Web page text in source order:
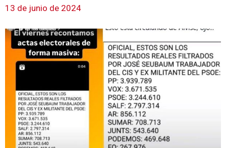
13 de junio de 2024